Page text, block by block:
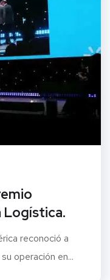
Logística.
reconoció a
operación en...